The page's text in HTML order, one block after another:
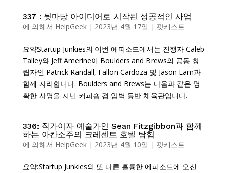
337 : 뒷마당 아이디어로 시작된 성공적인 사업
에 의해서 HelpGeek| 2023년 4월 17일 | 팟캐스트
요약Startup Junkies의 이번 에피소드에서는 진행자 Caleb
Talley와 Jeff Amerine이 Boulders and Brews의 공동 창
립자인 Patrick Randall, Fallon Cardoza 및 Jason Lam과
함께 자리합니다. Boulders and Brews는 다음과 같은 명
확한 사명을 지닌 커피숍 겸 암벽 등반 체육관입니다.
336: 작가이자 예술가인 Sean Fitzgibbon과 함께
하는 아칸소주의 크레센트 호텔 탐험
에 의해서 HelpGeek| 2023년 4월 10일 | 팟캐스트
요약:Startup Junkies의 또 다른 훌륭한 에피소드에 오신